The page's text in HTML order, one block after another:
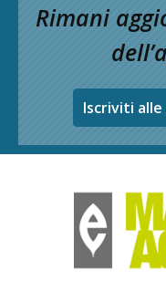
Rimani
Iscriviti